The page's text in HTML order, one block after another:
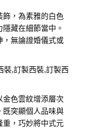
，為素雅的白色
藏在細節當中。
，無論證婚儀式或
色雲紋增添層次
既突顯個人品味與
重，巧妙將中式元